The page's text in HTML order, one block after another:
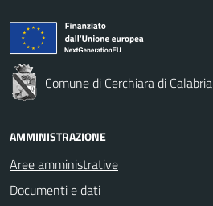
Comune di Cerchiara di Calabria
AMMINISTRAZIONE
Aree amministrative
Documenti e dati